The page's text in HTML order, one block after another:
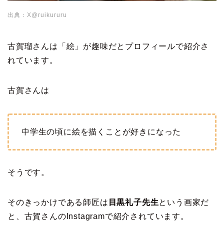
出典：X@ruikururu
古賀瑠さんは「絵」が趣味だとプロフィールで紹介さ
れています。
古賀さんは
中学生の頃に絵を描くことが好きになった
そうです。
そのきっかけである師匠は 目黒礼子先生という画家だ
と、古賀さんのInstagramで紹介されています。